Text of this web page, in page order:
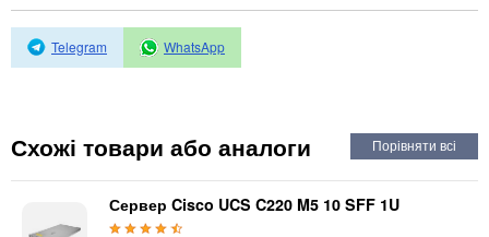
Telegram WhatsApp
Схожі товари або аналоги
Сервер Cisco UCS C220 M5 10 SFF 1U